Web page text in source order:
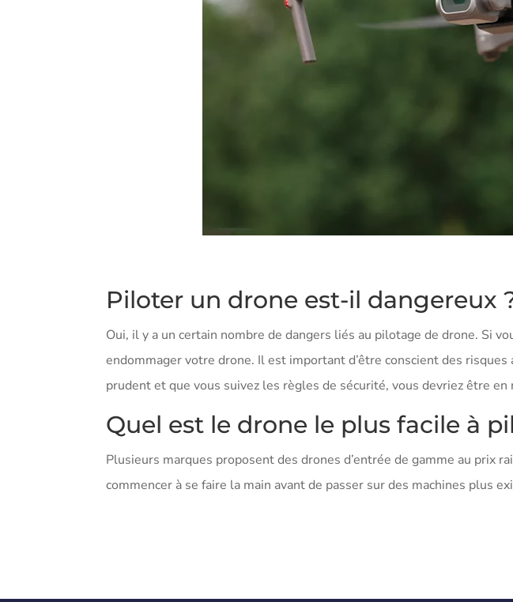
Piloter un drone est-il dangereux
Oui, il y a un certain nombre de dangers liés au pilotage de drone. Si
endommager votre drone. Il est important d’être conscient des
prudent et que vous suivez les règles de sécurité, vous devriez être
Quel est le drone le plus facile à
Plusieurs marques proposent des drones d’entrée de gamme au prix
commencer à se faire la main avant de passer sur des machines plus